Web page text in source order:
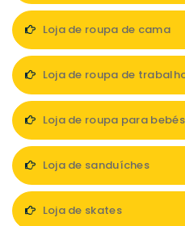
Loja de roupa de cama
Loja de roupa de
Loja de roupa para bebés
Loja de sanduíches
Loja de skates